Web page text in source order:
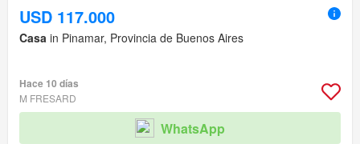
USD 117.000
Casa in Pinamar, Provincia de Buenos Aires
Hace 10 días
M FRESARD
WhatsApp